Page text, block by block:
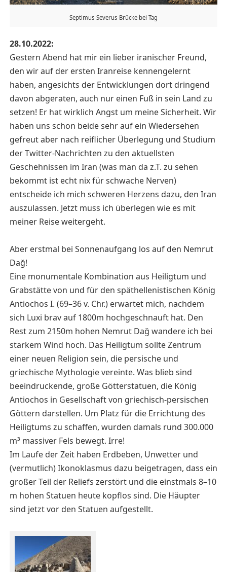
Septimus-Severus-Brücke bei Tag
28.10.2022:
Gestern Abend hat mir ein lieber iranischer Freund,
den wir auf der ersten Iranreise kennengelernt
haben, angesichts der Entwicklungen dort dringend
davon abgeraten, auch nur einen Fuß in sein Land zu
setzen! Er hat wirklich Angst um meine Sicherheit. Wir
haben uns schon beide sehr auf ein Wiedersehen
gefreut aber nach reiflicher Überlegung und Studium
der Twitter-Nachrichten zu den aktuellsten
Geschehnissen im Iran (was man da z.T. zu sehen
bekommt ist echt nix für schwache Nerven)
entscheide ich mich schweren Herzens dazu, den Iran
auszulassen. Jetzt muss ich überlegen wie es mit
meiner Reise weitergeht.
Aber erstmal bei Sonnenaufgang los auf den Nemrut
Dağ!
Eine monumentale Kombination aus Heiligtum und
Grabstätte von und für den späthellenistischen König
Antiochos I. (69–36 v. Chr.) erwartet mich, nachdem
sich Luxi brav auf 1800m hochgeschnauft hat. Den
Rest zum 2150m hohen Nemrut Dağ wandere ich bei
starkem Wind hoch. Das Heiligtum sollte Zentrum
einer neuen Religion sein, die persische und
griechische Mythologie vereinte. Was blieb sind
beeindruckende, große Götterstatuen, die König
Antiochos in Gesellschaft von griechisch-persischen
Göttern darstellen. Um Platz für die Errichtung des
Heiligtums zu schaffen, wurden damals rund 300.000
m³ massiver Fels bewegt. Irre!
Im Laufe der Zeit haben Erdbeben, Unwetter und
(vermutlich) Ikonoklasmus dazu beigetragen, dass ein
großer Teil der Reliefs zerstört und die einstmals 8–10
m hohen Statuen heute kopflos sind. Die Häupter
sind jetzt vor den Statuen aufgestellt.